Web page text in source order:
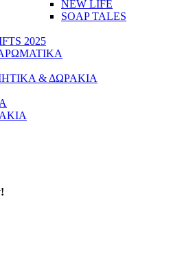
NEW LIFE
SOAP TALES
2025
& ΔΩΡΑΚΙΑ